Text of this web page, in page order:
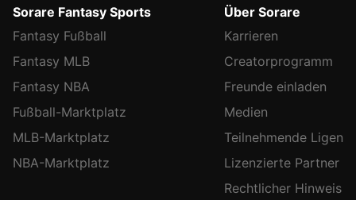
Sorare Fantasy Sports
Fantasy Fußball
Fantasy MLB
Fantasy NBA
Fußball-Marktplatz
MLB-Marktplatz
NBA-Marktplatz
Über Sorare
Karrieren
Creatorprogramm
Freunde einladen
Medien
Teilnehmende Ligen
Lizenzierte Partner
Rechtlicher Hinweis